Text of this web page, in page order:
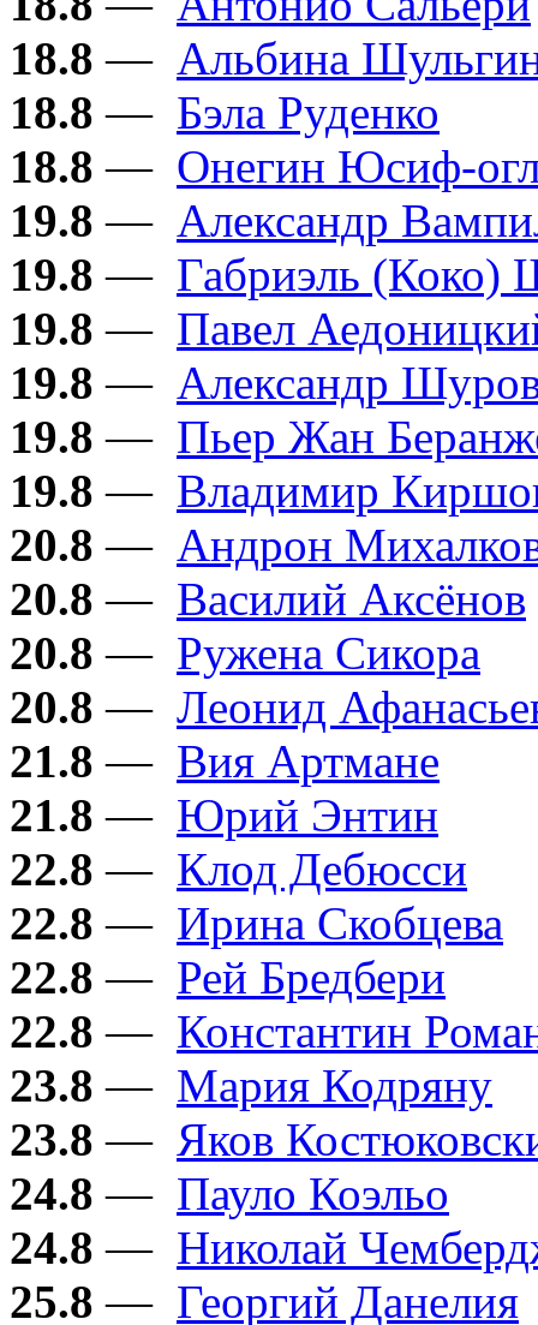
18.8 — Альбина
18.8 — Бэла Руденко
18.8 — Онегин Юсиф-
19.8 — Александр
19.8 — Габриэль (Коко)
19.8 — Павел
19.8 — Александр
19.8 — Пьер Жан
19.8 — Владимир
20.8 — Андрон
20.8 — Василий Аксёнов
20.8 — Ружена Сикора
20.8 — Леонид
21.8 — Вия Артмане
21.8 — Юрий Энтин
22.8 — Клод Дебюсси
22.8 — Ирина Скобцева
22.8 — Рей Бредбери
22.8 — Константин
23.8 — Мария Кодряну
23.8 — Яков
24.8 — Пауло Коэльо
24.8 — Николай
25.8 — Георгий Данелия